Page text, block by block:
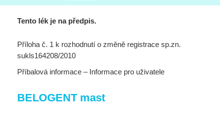
Tento lék je na předpis.
Příloha č. 1 k rozhodnutí o změně registrace sp.zn.
sukls164208/2010
Příbalová informace – Informace pro uživatele
BELOGENT mast